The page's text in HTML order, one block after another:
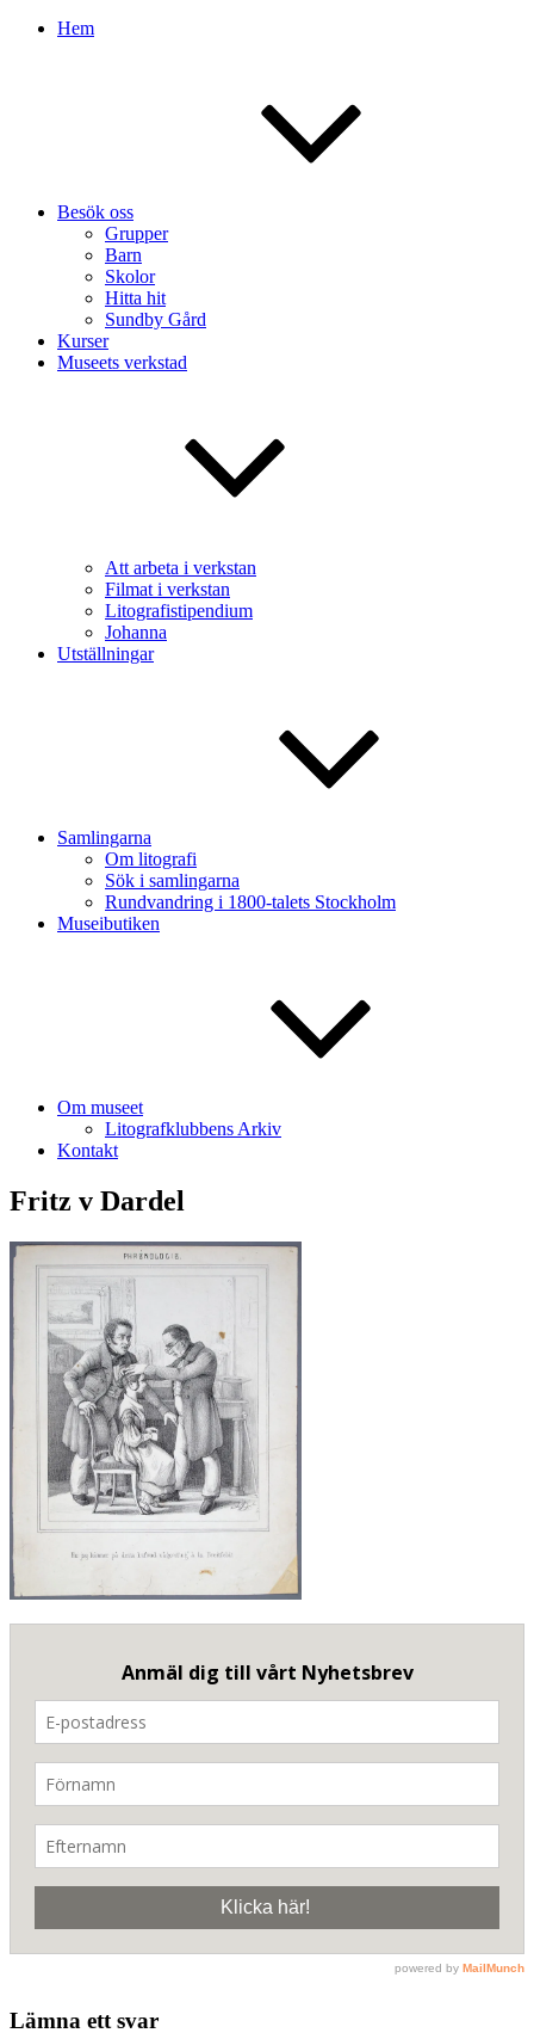
Hem
Besök oss
Grupper
Barn
Skolor
Hitta hit
Sundby Gård
Kurser
Museets verkstad
Att arbeta i verkstan
Filmat i verkstan
Litografistipendium
Johanna
Utställningar
Samlingarna
Om litografi
Sök i samlingarna
Rundvandring i 1800-talets Stockholm
Museibutiken
Om museet
Litografklubbens Arkiv
Kontakt
Fritz v Dardel
Lämna ett svar